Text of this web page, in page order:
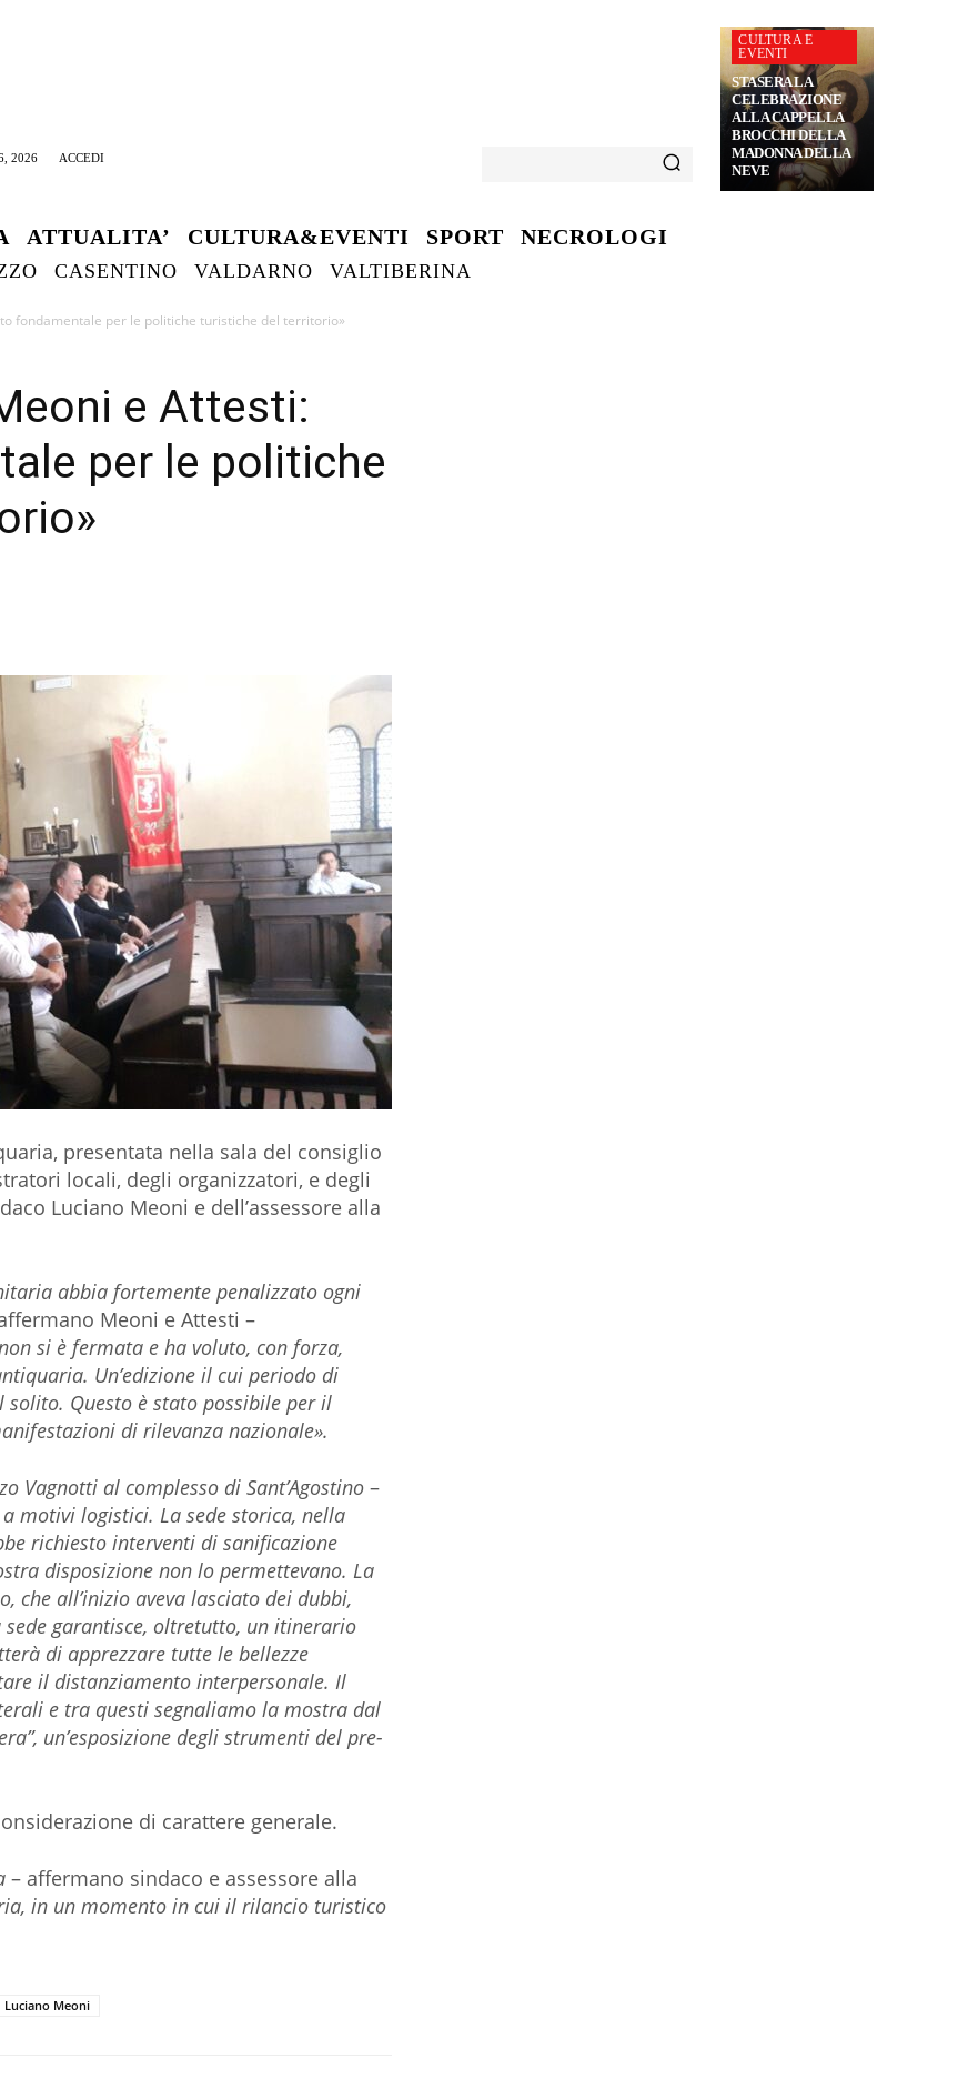
2026 ACCEDI
CULTURA E
EVENTI
STASERA LA
CELEBRAZIONE
ALLA CAPPELLA
BROCCHI DELLA
MADONNA DELLA
NEVE
ATTUALITA’ CULTURA&EVENTI SPORT NECROLOGI
CASENTINO VALDARNO VALTIBERINA
fondamentale per le politiche turistiche del territorio»
e Attesti:
per le politiche
presentata nella sala del consiglio
locali, degli organizzatori, e degli
Luciano Meoni e dell’assessore alla
abbia fortemente penalizzato ogni
Meoni e Attesti –
si è fermata e ha voluto, con forza,
Un’edizione il cui periodo di
Questo è stato possibile per il
di rilevanza nazionale».
Vagnotti al complesso di Sant’Agostino –
motivi logistici. La sede storica, nella
richiesto interventi di sanificazione
disposizione non lo permettevano. La
che all’inizio aveva lasciato dei dubbi,
garantisce, oltretutto, un itinerario
di apprezzare tutte le bellezze
il distanziamento interpersonale. Il
e tra questi segnaliamo la mostra dal
un’esposizione degli strumenti del pre-
di carattere generale.
– affermano sindaco e assessore alla
in un momento in cui il rilancio turistico
Luciano Meoni